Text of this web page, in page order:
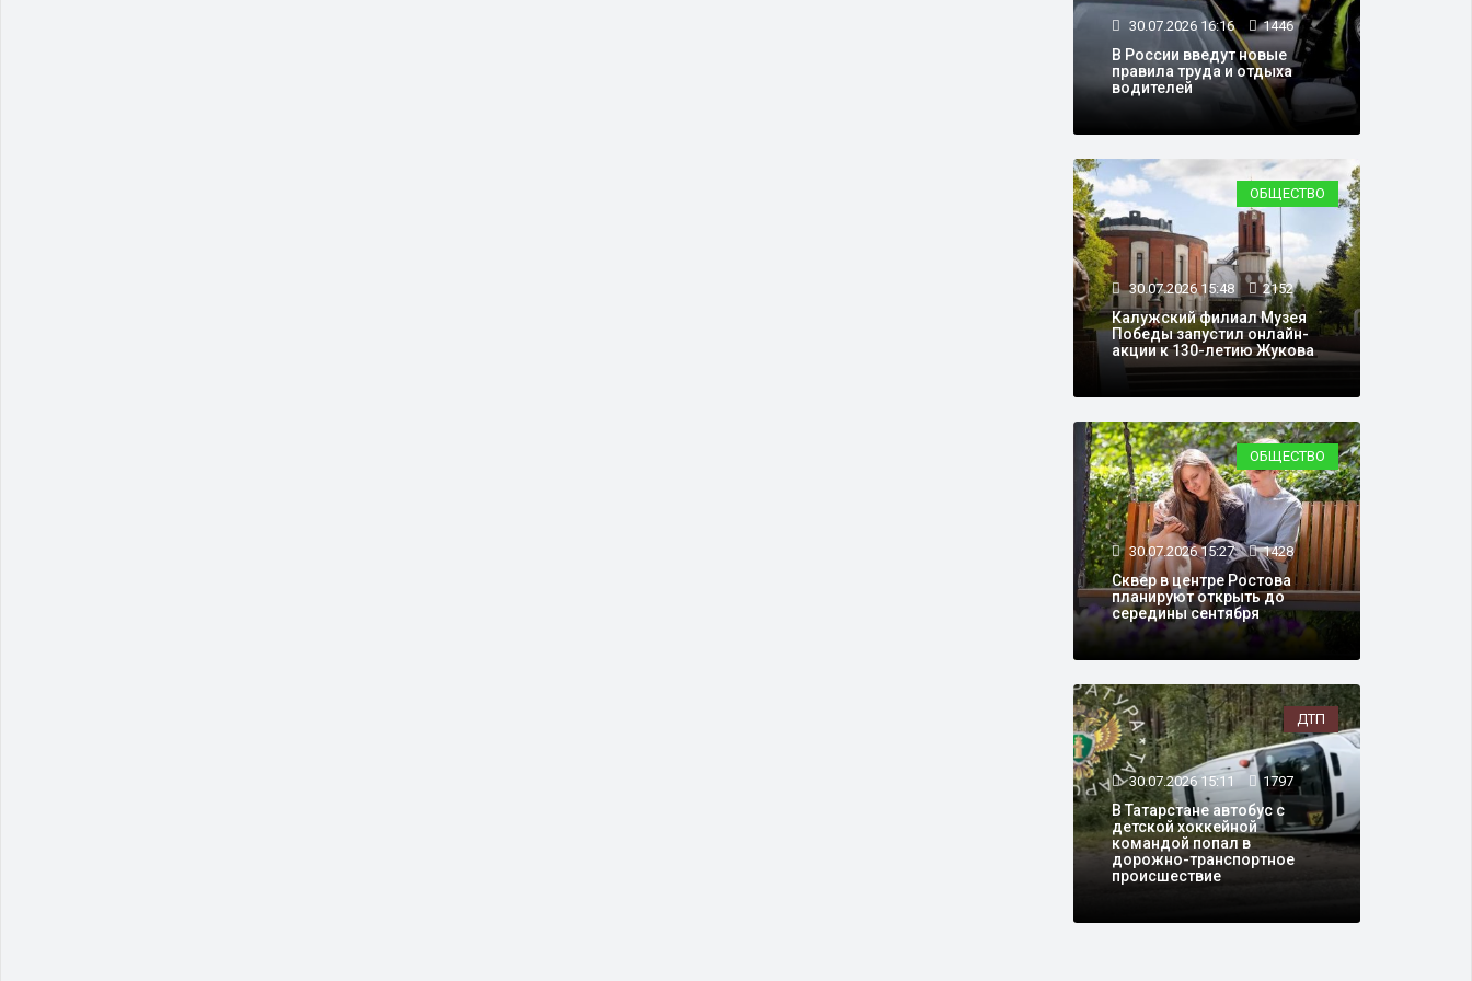
30.07.2026 16:16 1446
В России введут новые
правила труда и отдыха
водителей
ОБЩЕСТВО
30.07.2026 15:48 2152
Калужский филиал Музея
Победы запустил онлайн-
акции к 130-летию Жукова
ОБЩЕСТВО
30.07.2026 15:27 1428
Сквер в центре Ростова
планируют открыть до
середины сентября
ДТП
30.07.2026 15:11 1797
В Татарстане автобус с
детской хоккейной
командой попал в
дорожно-транспортное
происшествие